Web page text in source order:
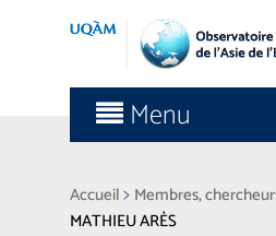
Menu
Accueil> Membres,
MATHIEU ARÈS